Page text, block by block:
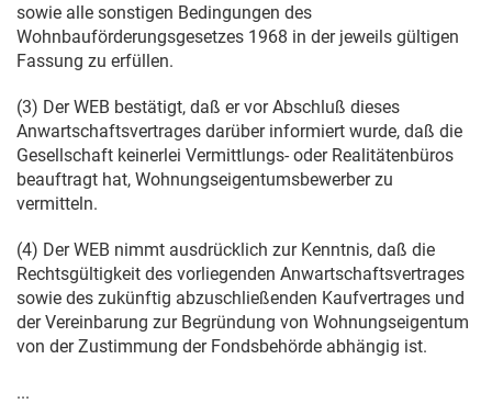
sowie alle sonstigen Bedingungen des
Wohnbauförderungsgesetzes 1968 in der jeweils gültigen
Fassung zu erfüllen.
(3) Der WEB bestätigt, daß er vor Abschluß dieses
Anwartschaftsvertrages darüber informiert wurde, daß die
Gesellschaft keinerlei Vermittlungs- oder Realitätenbüros
beauftragt hat, Wohnungseigentumsbewerber zu
vermitteln.
(4) Der WEB nimmt ausdrücklich zur Kenntnis, daß die
Rechtsgültigkeit des vorliegenden Anwartschaftsvertrages
sowie des zukünftig abzuschließenden Kaufvertrages und
der Vereinbarung zur Begründung von Wohnungseigentum
von der Zustimmung der Fondsbehörde abhängig ist.
...